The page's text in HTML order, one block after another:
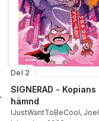
Del 2
SIGNERAD - Kopians
hämnd
IJustWantToBeCool, Joel